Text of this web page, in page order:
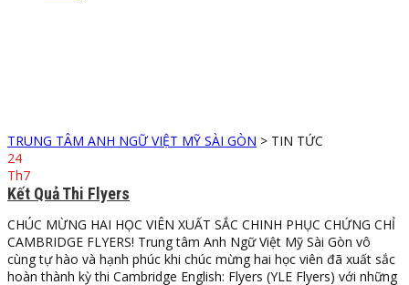
TRUNG TÂM ANH NGỮ VIỆT MỸ SÀI GÒN > TIN TỨC
24
Th7
Kết Quả Thi Flyers
CHÚC MỪNG HAI HỌC VIÊN XUẤT SẮC CHINH PHỤC CHỨNG CHỈ
CAMBRIDGE FLYERS! Trung tâm Anh Ngữ Việt Mỹ Sài Gòn vô
cùng tự hào và hạnh phúc khi chúc mừng hai học viên đã xuất sắc
hoàn thành kỳ thi Cambridge English: Flyers (YLE Flyers) với những